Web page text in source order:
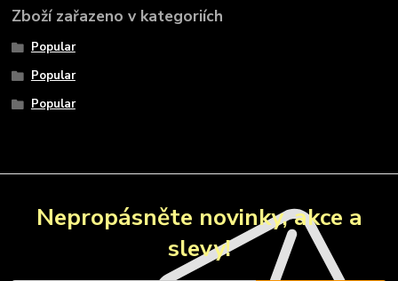
Zboží zařazeno v kategoriích
Popular
Popular
Popular
Nepropásněte novinky, akce a
slevy!